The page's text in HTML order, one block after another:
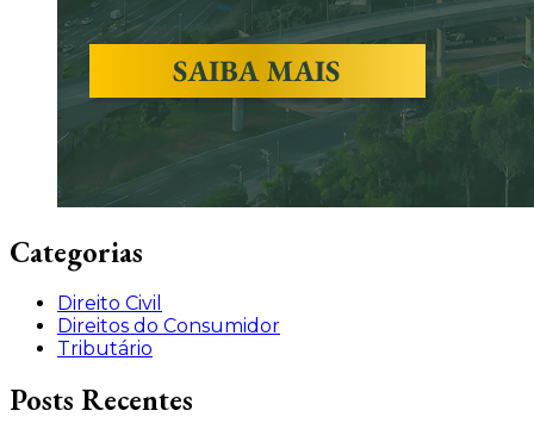
Categorias
Direito Civil
Direitos do Consumidor
Tributário
Posts Recentes